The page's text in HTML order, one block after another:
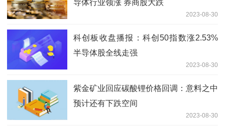
导体行业领涨 券商股大跌
2023-08-30
科创板收盘播报：科创50指数涨2.53%
半导体股全线走强
2023-08-30
紫金矿业回应碳酸锂价格回调：意料之中
预计还有下跌空间
2023-08-30